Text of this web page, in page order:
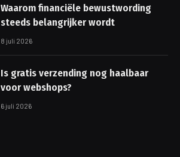
Waarom financiële bewustwording
steeds belangrijker wordt
8 juli 2026
Is gratis verzending nog haalbaar
voor webshops?
6 juli 2026